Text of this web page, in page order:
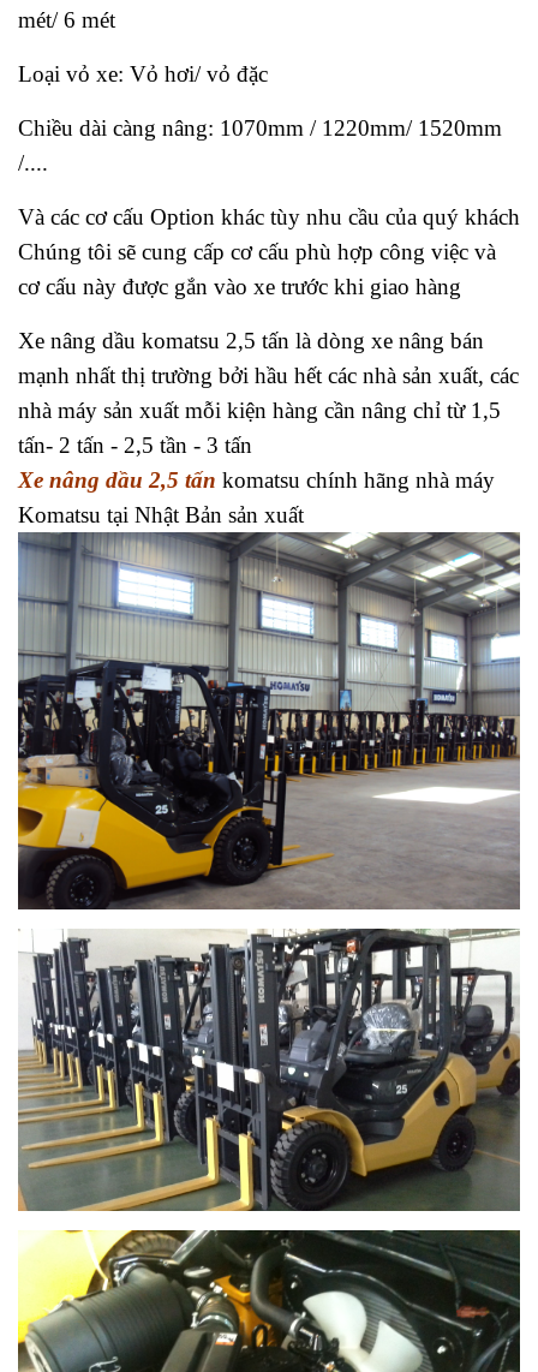
mét/ 6 mét
Loại vỏ xe: Vỏ hơi/ vỏ đặc
Chiều dài càng nâng: 1070mm / 1220mm/ 1520mm
/....
Và các cơ cấu Option khác tùy nhu cầu của quý khách
Chúng tôi sẽ cung cấp cơ cấu phù hợp công việc và
cơ cấu này được gắn vào xe trước khi giao hàng
Xe nâng dầu komatsu 2,5 tấn là dòng xe nâng bán
mạnh nhất thị trường bởi hầu hết các nhà sản xuất, các
nhà máy sản xuất mỗi kiện hàng cần nâng chỉ từ 1,5
tấn- 2 tấn - 2,5 tần - 3 tấn
Xe nâng dầu 2,5 tấn komatsu chính hãng nhà máy
Komatsu tại Nhật Bản sản xuất